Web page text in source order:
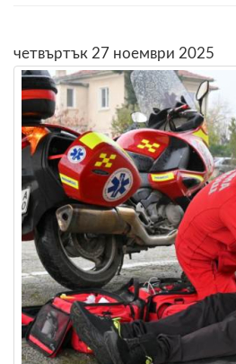
четвъртък 27 ноември 2025